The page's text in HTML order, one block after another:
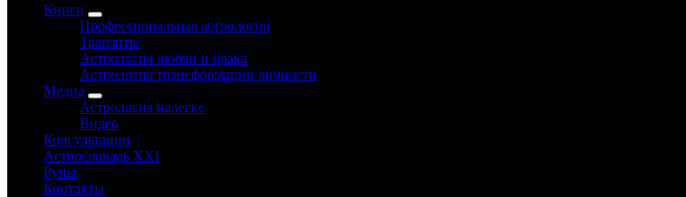
Книги
Профессиональная астрология
Транзиты
Астрология любви и брака
Астрология трансформации личности
Медиа
Астрология налегке
Видео
Консультации
Астрословарь XXI
Руны
Контакты